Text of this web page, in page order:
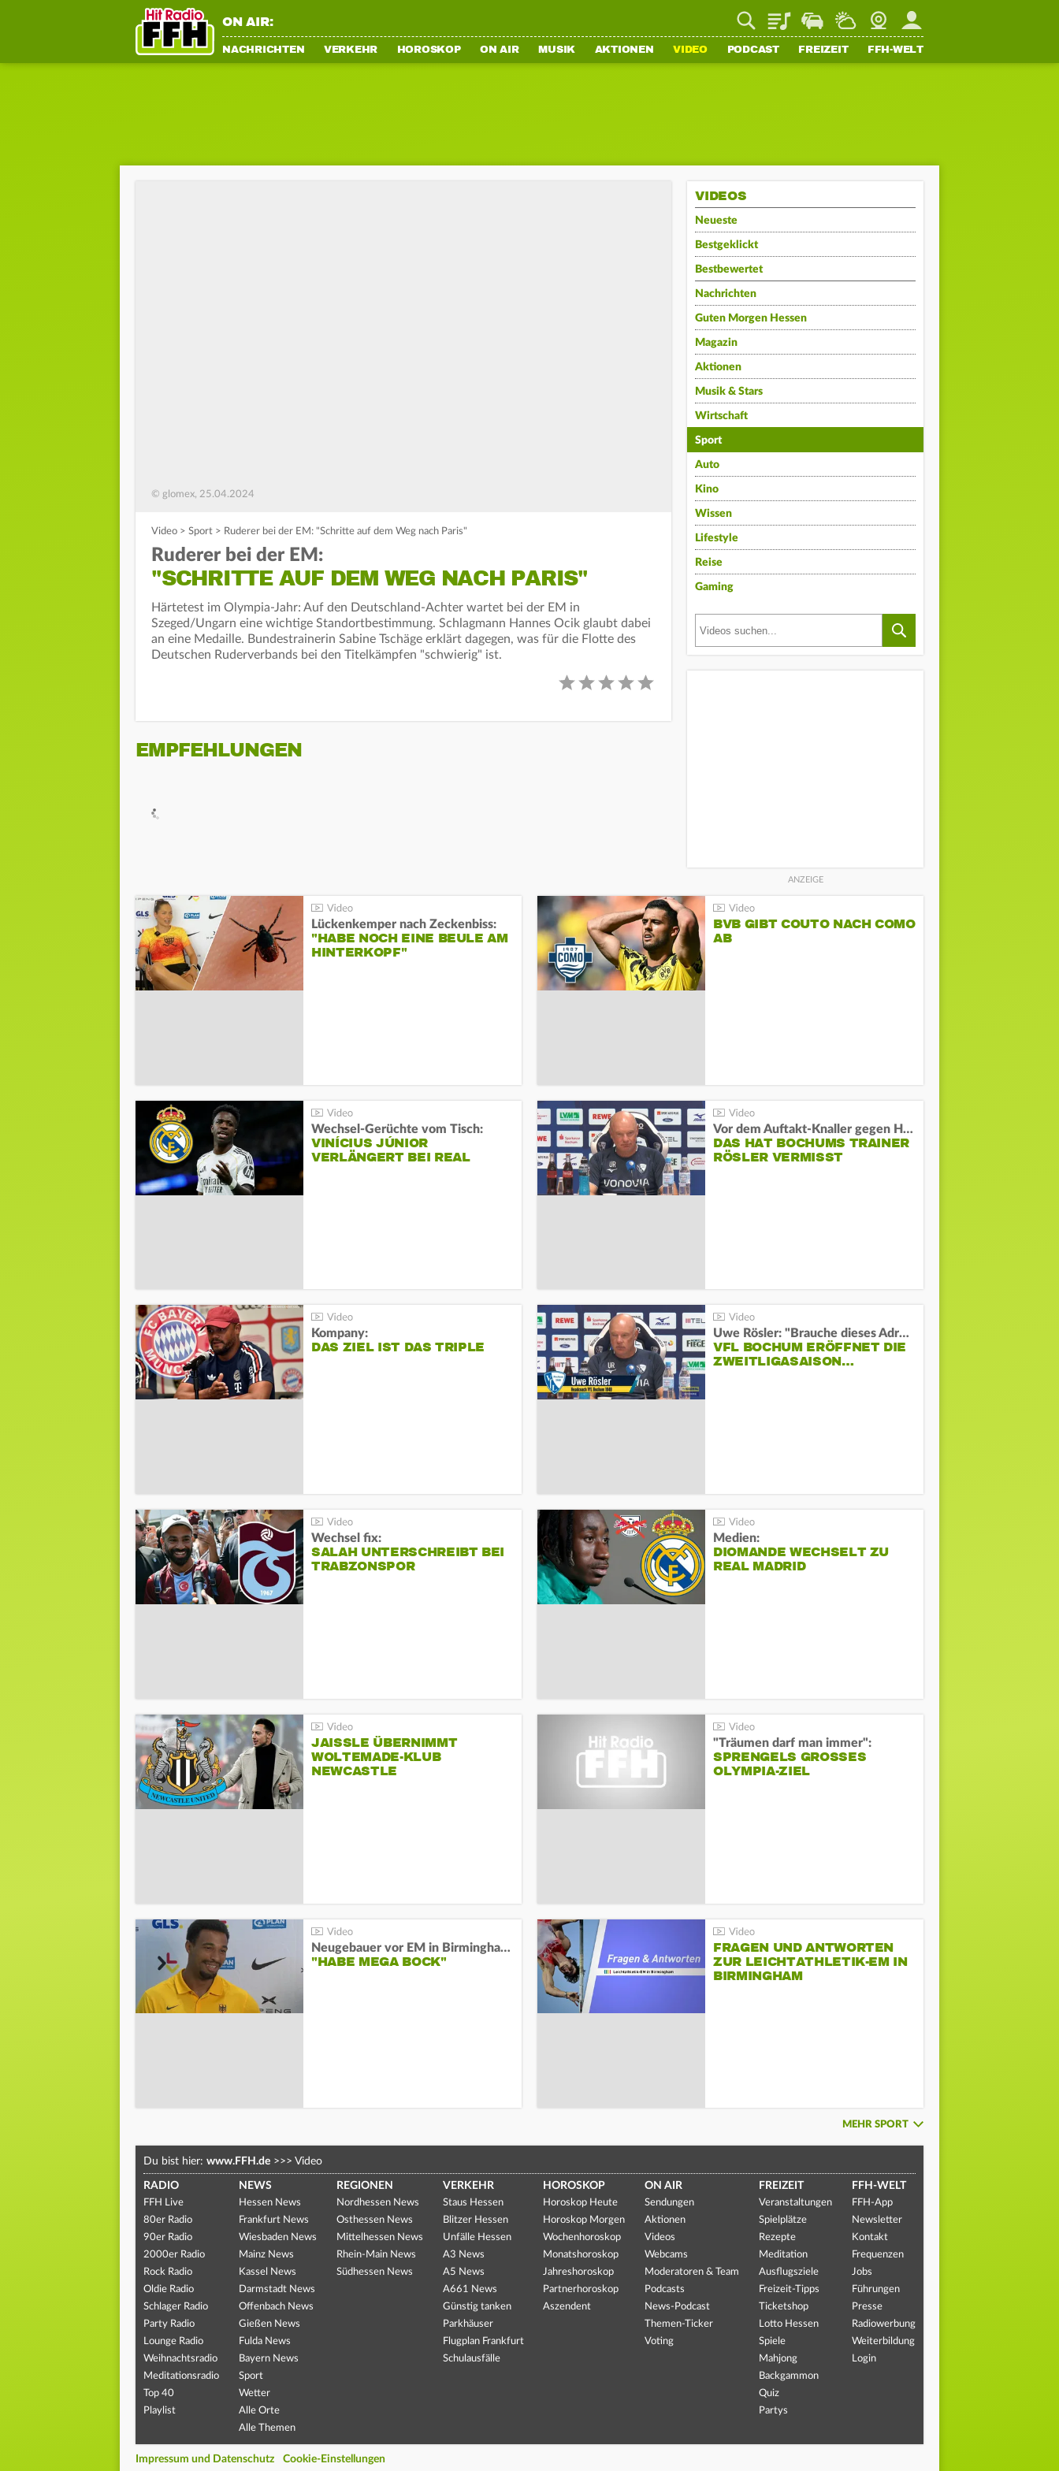
ON AIR: PlaylistStaupilotWetterWebcamMein FFH
NACHRICHTEN VERKEHR HOROSKOP ON AIR MUSIK AKTIONEN VIDEO PODCAST FREIZEIT FFH-WELT
© glomex, 25.04.2024
Video > Sport > Ruderer bei der EM: "Schritte auf dem Weg nach Paris"
Ruderer bei der EM:
"SCHRITTE AUF DEM WEG NACH PARIS"
Härtetest im Olympia-Jahr: Auf den Deutschland-Achter wartet bei der EM in
Szeged/Ungarn eine wichtige Standortbestimmung. Schlagmann Hannes Ocik glaubt dabei
an eine Medaille. Bundestrainerin Sabine Tschäge erklärt dagegen, was für die Flotte des
Deutschen Ruderverbands bei den Titelkämpfen "schwierig" ist.
EMPFEHLUNGEN
VIDEOS
Neueste
Bestgeklickt
Bestbewertet
Nachrichten
Guten Morgen Hessen
Magazin
Aktionen
Musik & Stars
Wirtschaft
Sport
Auto
Kino
Wissen
Lifestyle
Reise
Gaming
Lückenkemper nach Zeckenbiss:
"HABE NOCH EINE BEULE AM
HINTERKOPF"
BVB GIBT COUTO NACH COMO
AB
Wechsel-Gerüchte vom Tisch:
VINÍCIUS JÚNIOR
VERLÄNGERT BEI REAL
Vor dem Auftakt-Knaller gegen Hertha:
DAS HAT BOCHUMS TRAINER
RÖSLER VERMISST
Kompany:
DAS ZIEL IST DAS TRIPLE
Uwe Rösler: "Brauche dieses Adrenalin"
VFL BOCHUM ERÖFFNET DIE
ZWEITLIGASAISON…
Wechsel fix:
SALAH UNTERSCHREIBT BEI
TRABZONSPOR
Medien:
DIOMANDE WECHSELT ZU
REAL MADRID
JAISSLE ÜBERNIMMT
WOLTEMADE-KLUB
NEWCASTLE
"Träumen darf man immer":
SPRENGELS GROSSES O
LYMPIA-ZIEL
Neugebauer vor EM in Birmingham:
"HABE MEGA BOCK"
FRAGEN UND ANTWORTEN
ZUR LEICHTATHLETIK-EM IN
BIRMINGHAM
MEHR SPORT
Du bist hier: www.FFH.de >>> Video
RADIO
FFH Live
80er Radio
90er Radio
2000er Radio
Rock Radio
Oldie Radio
Schlager Radio
Party Radio
Lounge Radio
Weihnachtsradio
Meditationsradio
Top 40
Playlist
NEWS
Hessen News
Frankfurt News
Wiesbaden News
Mainz News
Kassel News
Darmstadt News
Offenbach News
Gießen News
Fulda News
Bayern News
Sport
Wetter
Alle Orte
Alle Themen
REGIONEN
Nordhessen News
Osthessen News
Mittelhessen News
Rhein-Main News
Südhessen News
VERKEHR
Staus Hessen
Blitzer Hessen
Unfälle Hessen
A3 News
A5 News
A661 News
Günstig tanken
Parkhäuser
Flugplan Frankfurt
Schulausfälle
HOROSKOP
Horoskop Heute
Horoskop Morgen
Wochenhoroskop
Monatshoroskop
Jahreshoroskop
Partnerhoroskop
Aszendent
ON AIR
Sendungen
Aktionen
Videos
Webcams
Moderatoren & Team
Podcasts
News-Podcast
Themen-Ticker
Voting
FREIZEIT
Veranstaltungen
Spielplätze
Rezepte
Meditation
Ausflugsziele
Freizeit-Tipps
Ticketshop
Lotto Hessen
Spiele
Mahjong
Backgammon
Quiz
Partys
FFH-WELT
FFH-App
Newsletter
Kontakt
Frequenzen
Jobs
Führungen
Presse
Radiowerbung
Weiterbildung
Login
Impressum und Datenschutz Cookie-Einstellungen